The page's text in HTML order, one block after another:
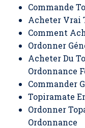
Commande
Acheter Vrai
Comment
Ordonner
Acheter Du
Ordonnance
Commander
Topiramate
Ordonner
Ordonnance